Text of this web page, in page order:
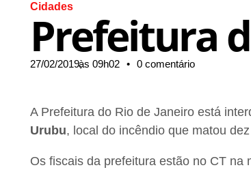
Cidades
Prefeitura
27/02/2019,às 09h02 • 0 comentário
A Prefeitura do Rio de Janeiro está
Urubu, local do incêndio que matou
Os fiscais da prefeitura estão no CT